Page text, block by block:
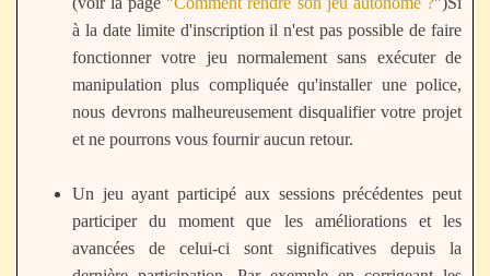
à la date limite d'inscription il n'est pas possible de faire
fonctionner votre jeu normalement sans exécuter de
manipulation plus compliquée qu'installer une police,
nous devrons malheureusement disqualifier votre projet
et ne pourrons vous fournir aucun retour.
Un jeu ayant participé aux sessions précédentes peut
participer du moment que les améliorations et les
avancées de celui-ci sont significatives depuis la